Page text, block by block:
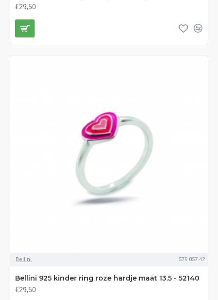
€29,50
Bellini 579.057.42
Bellini 925 kinder ring roze hardje maat 13.5 - 52140
€29,50